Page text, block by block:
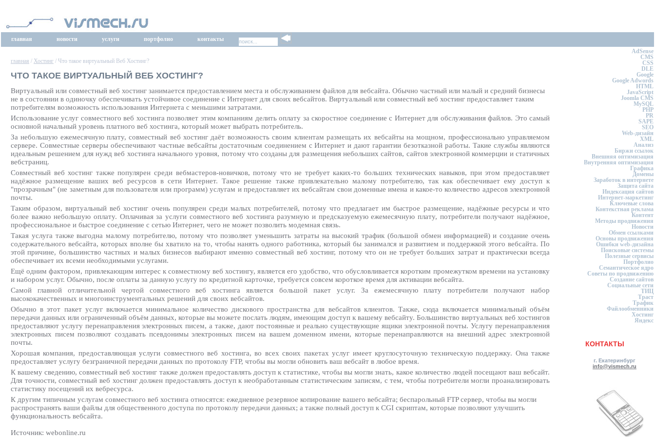
главная новости услуги портфолио контакты
главная / Хостинг / Что такое виртуальный Веб Хостинг?
ЧТО ТАКОЕ ВИРТУАЛЬНЫЙ ВЕБ ХОСТИНГ?
Виртуальный или совместный веб хостинг занимается предоставлением места и обслуживанием файлов для вебсайта. Обычно частный или малый и средний бизнесы
не в состоянии в одиночку обеспечивать устойчивое соединение с Интернет для своих вебсайтов. Виртуальный или совместный веб хостинг предоставляет таким
потребителям возможность использования Интернета с меньшими затратами.
Использование услуг совместного веб хостинга позволяет этим компаниям делить оплату за скоростное соединение с Интернет для обслуживания файлов. Это самый
основной начальный уровень платного веб хостинга, который может выбрать потребитель.
За небольшую ежемесячную плату, совместный веб хостинг даёт возможность своим клиентам размещать их вебсайты на мощном, профессионально управляемом
сервере. Совместные серверы обеспечивают частные вебсайты достаточным соединением с Интернет и дают гарантии безотказной работы. Такие службы являются
идеальным решением для нужд веб хостинга начального уровня, потому что созданы для размещения небольших сайтов, сайтов электронной коммерции и статичных
вебстраниц.
Совместный веб хостинг также популярен среди вебмастеров-новичков, потому что не требует каких-то больших технических навыков, при этом предоставляет
надёжное размещение ваших веб ресурсов в сети Интернет. Такое решение также привлекательно малому потребителю, так как обеспечивает ему доступ к
"прозрачным" (не заметным для пользователя или программ) услугам и предоставляет их вебсайтам свои доменные имена и какое-то количество адресов электронной
почты.
Таким образом, виртуальный веб хостинг очень популярен среди малых потребителей, потому что предлагает им быстрое размещение, надёжные ресурсы и что
более важно небольшую оплату. Оплачивая за услуги совместного веб хостинга разумную и предсказуемую ежемесячную плату, потребители получают надёжное,
профессиональное и быстрое соединение с сетью Интернет, чего не может позволить модемная связь.
Такая услуга также выгодна малому потребителю, потому что позволяет уменьшить затраты на высокий трафик (большой обмен информацией) и создание очень
содержательного вебсайта, которых вполне бы хватило на то, чтобы нанять одного работника, который бы занимался и развитием и поддержкой этого вебсайта. По
этой причине, большинство частных и малых бизнесов выбирают именно совместный веб хостинг, потому что он не требует больших затрат и практически всегда
обеспечивает их всеми необходимыми услугами.
Ещё одним фактором, привлекающим интерес к совместному веб хостингу, является его удобство, что обусловливается коротким промежутком времени на установку
и набором услуг. Обычно, после оплаты за данную услугу по кредитной карточке, требуется совсем короткое время для активации вебсайта.
Самой главной отличительной чертой совместного веб хостинга является большой пакет услуг. За ежемесячную плату потребители получают набор
высококачественных и многоинструментальных решений для своих вебсайтов.
Обычно в этот пакет услуг включается минимальное количество дискового пространства для вебсайтов клиентов. Также, сюда включается минимальный объём
передачи данных или ограниченный объём данных, которые вы можете послать людям, имеющим доступ к вашему вебсайту. Большинство виртуальных веб хостингов
предоставляют услугу перенаправления электронных писем, а также, дают постоянные и реально существующие ящики электронной почты. Услугу перенаправления
электронных писем позволяют создавать псевдонимы электронных писем на вашем доменном имени, которые перенаправляются на внешний адрес электронной
почты.
Хорошая компания, предоставляющая услуги совместного веб хостинга, во всех своих пакетах услуг имеет круглосуточную техническую поддержку. Она также
предоставляет услугу безграничной передачи данных по протоколу FTP, чтобы вы могли обновить ваш вебсайт в любое время.
К вашему сведению, совместный веб хостинг также должен предоставлять доступ к статистике, чтобы вы могли знать, какое количество людей посещают ваш вебсайт.
Для точности, совместный веб хостинг должен предоставлять доступ к необработанным статистическим записям, с тем, чтобы потребители могли проанализировать
статистику посещений их вебресурса.
К другим типичным услугам совместного веб хостинга относятся: ежедневное резервное копирование вашего вебсайта; беспарольный FTP сервер, чтобы вы могли
распространять ваши файлы для общественного доступа по протоколу передачи данных; а также полный доступ к CGI скриптам, которые позволяют улучшить
функциональность вебсайта.
Источник: webonline.ru
AdSense
CMS
CSS
DLE
Google
Google Adwords
HTML
JavaScript
Joomla CMS
MySQL
PHP
PR
SAPE
SEO
Web-дизайн
XML
Анализ
Биржи ссылок
Внешняя оптимизация
Внутренняя оптимизация
Графика
Домены
Заработок в интернете
Защита сайта
Индексация сайтов
Интернет-маркетинг
Ключевые слова
Контекстная реклама
Контент
Методы продвижения
Новости
Обмен ссылками
Основы продвижения
Ошибки web-дизайна
Поисковые системы
Полезные сервисы
Портфолио
Семантическое ядро
Советы по продвижению
Создание сайтов
Социальные сети
ТИЦ
Траст
Трафик
Файлообменники
Хостинг
Яндекс
КОНТАКТЫ
г. Екатеринбург
info@vismech.ru